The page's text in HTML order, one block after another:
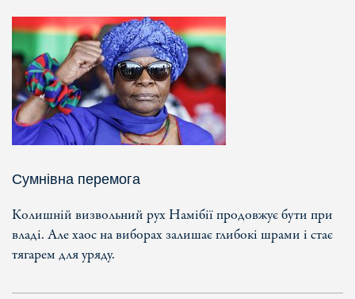
Сумнівна перемога
Колишній визвольний рух Намібії продовжує бути при
владі. Але хаос на виборах залишає глибокі шрами і стає
тягарем для уряду.